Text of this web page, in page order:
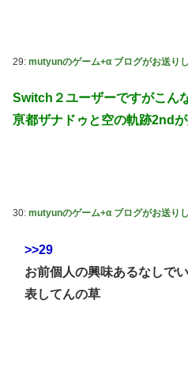
29: mutyunのゲーム+α ブログがお送りし
Switch２ユーザーですがこん
亰都ザナドゥと空の軌跡2nd
30: mutyunのゲーム+α ブログがお送りし
>>29
お前個人の興味あるなしで
表してんの草